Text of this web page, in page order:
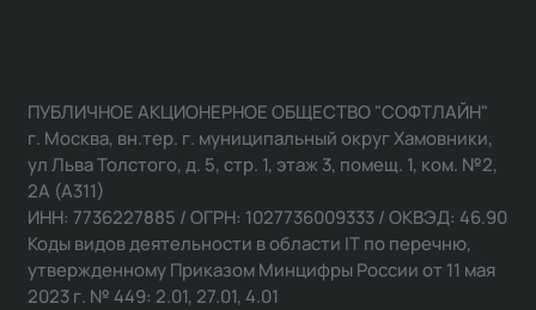
ПУБЛИЧНОЕ АКЦИОНЕРНОЕ ОБЩЕСТВО "СОФТЛАЙН"
г. Москва, вн.тер. г. муниципальный округ Хамовники,
ул Льва Толстого, д. 5, стр. 1, этаж 3, помещ. 1, ком. №2,
2А (А311)
ИНН: 7736227885 / ОГРН: 1027736009333 / ОКВЭД: 46.90
Коды видов деятельности в области IT по перечню,
утвержденному Приказом Минцифры России от 11 мая
2023 г. № 449: 2.01, 27.01, 4.01